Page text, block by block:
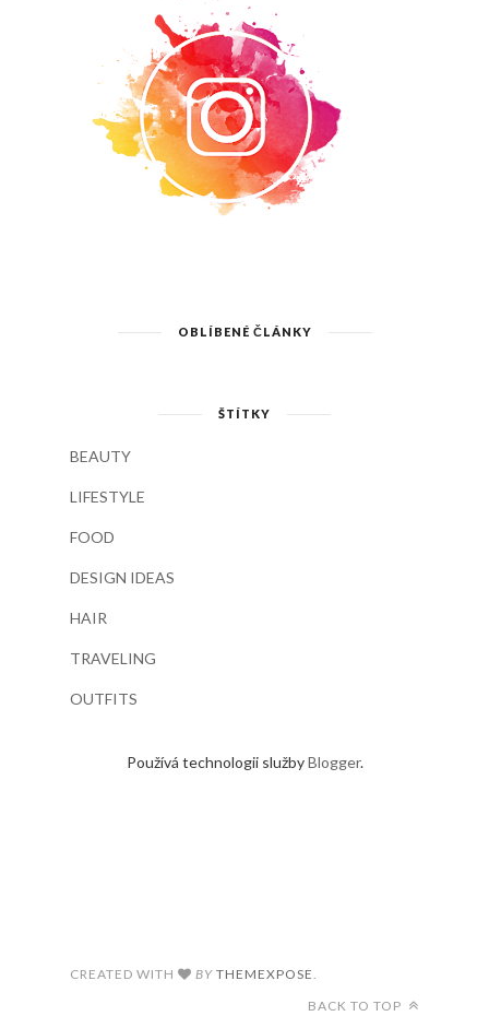
OBLÍBENÉ ČLÁNKY
ŠTÍTKY
BEAUTY
LIFESTYLE
FOOD
DESIGN IDEAS
HAIR
TRAVELING
OUTFITS
Používá technologii službyBlogger.
CREATED WITH BY THEMEXPOSE.
BACK TO TOP